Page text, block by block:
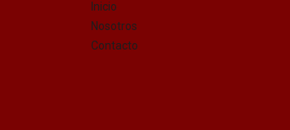
Inicio
Nosotros
Contacto